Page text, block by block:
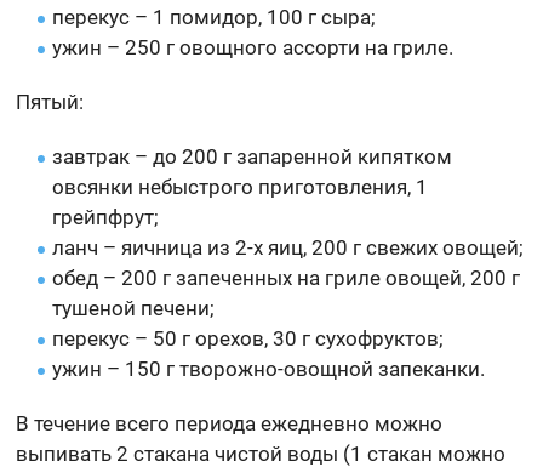
перекус – 1 помидор, 100 г сыра;
ужин – 250 г овощного ассорти на гриле.
Пятый:
завтрак – до 200 г запаренной кипятком
овсянки небыстрого приготовления, 1
грейпфрут;
ланч – яичница из 2-х яиц, 200 г свежих овощей;
обед – 200 г запеченных на гриле овощей, 200 г
тушеной печени;
перекус – 50 г орехов, 30 г сухофруктов;
ужин – 150 г творожно-овощной запеканки.
В течение всего периода ежедневно можно
выпивать 2 стакана чистой воды (1 стакан можно